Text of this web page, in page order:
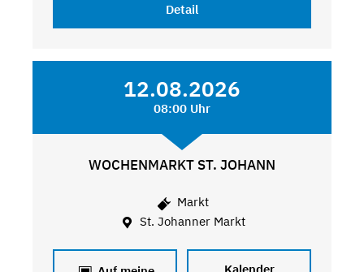
Detail
12.08.2026
08:00 Uhr
WOCHENMARKT ST. JOHANN
Markt
St. Johanner Markt